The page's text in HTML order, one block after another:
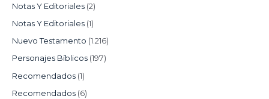
Notas Y Editoriales (2)
Notas Y Editoriales (1)
Nuevo Testamento (1.216)
Personajes Bíblicos (197)
Recomendados (1)
Recomendados (6)